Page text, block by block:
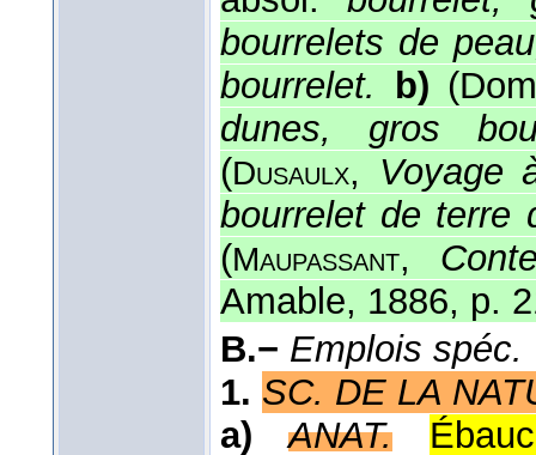
bourrelets de
bourrelet. b)
dunes, gros
(Dusaulx, Voyage
bourrelet de terre
(Maupassant,
Amable, 1886, p.
B.− Emplois spéc.
1. SC. DE LA
a)
ANAT.